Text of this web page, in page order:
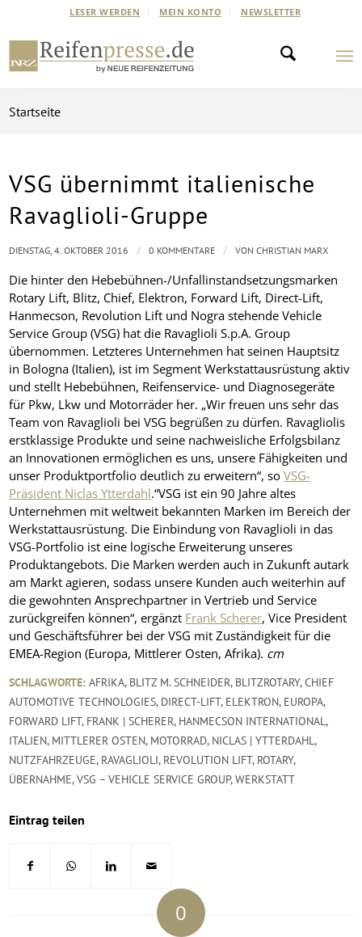
LESER WERDEN MEIN KONTO NEWSLETTER
Startseite
VSG übernimmt italienische
Ravaglioli-Gruppe
Die hinter den Hebebühnen-/Unfallinstandsetzungsmarken
Rotary Lift, Blitz, Chief, Elektron, Forward Lift, Direct-Lift,
Hanmecson, Revolution Lift und Nogra stehende Vehicle
Service Group (VSG) hat die Ravaglioli S.p.A. Group
übernommen. Letzteres Unternehmen hat seinen Hauptsitz
in Bologna (Italien), ist im Segment Werkstattausrüstung aktiv
und stellt Hebebühnen, Reifenservice- und Diagnosegeräte
für Pkw, Lkw und Motorräder her. „Wir freuen uns sehr das
Team von Ravaglioli bei VSG begrüßen zu dürfen. Ravagliolis
erstklassige Produkte und seine nachweisliche Erfolgsbilanz
an Innovationen ermöglichen es uns, unsere Fähigkeiten und
unser Produktportfolio deutlich zu erweitern“, soVSG-
Präsident Niclas Ytterdahl.“VSG ist ein 90 Jahre altes
Unternehmen mit weltweit bekannten Marken im Bereich der
Werkstattausrüstung. Die Einbindung von Ravaglioli in das
VSG-Portfolio ist eine logische Erweiterung unseres
Produktangebots. Die Marken werden auch in Zukunft autark
am Markt agieren, sodass unsere Kunden auch weiterhin auf
die gewohnten Ansprechpartner in Vertrieb und Service
zurückgreifen können“, ergänzt Frank Scherer, Vice President
und Geschäftsführer bei der VSG mit Zuständigkeit für die
EMEA-Region (Europa, Mittlerer Osten, Afrika). cm
DIENSTAG, 4. OKTOBER 2016 / 0 KOMMENTARE / VONCHRISTIAN MARX
SCHLAGWORTE: AFRIKA, BLITZ M. SCHNEIDER, BLITZROTARY,CHIEF
AUTOMOTIVE TECHNOLOGIES, DIRECT-LIFT, ELEKTRON, EUROPA,
FORWARD LIFT, FRANK | SCHERER, HANMECSON INTERNATIONAL,
ITALIEN, MITTLERER OSTEN, MOTORRAD, NICLAS | YTTERDAHL,
NUTZFAHRZEUGE, RAVAGLIOLI, REVOLUTION LIFT, ROTARY,
ÜBERNAHME,VSG – VEHICLE SERVICE GROUP,WERKSTATT
Eintrag teilen
0